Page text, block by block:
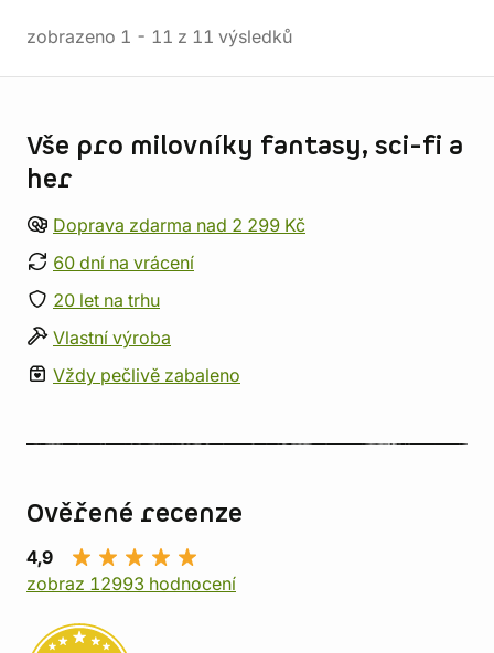
zobrazeno 1 - 11 z 11 výsledků
Vše pro milovníky fantasy, sci-fi a
her
Doprava zdarma nad 2 299 Kč
60 dní na vrácení
20 let na trhu
Vlastní výroba
Vždy pečlivě zabaleno
Ověřené recenze
4,9
zobraz 12993 hodnocení